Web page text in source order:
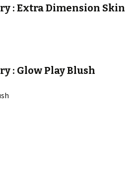
: Extra Dimension Skin
: Glow Play Blush